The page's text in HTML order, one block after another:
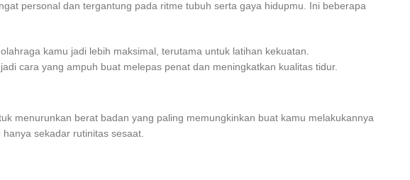
personal dan tergantung pada ritme tubuh serta gaya hidupmu. Ini beberapa
kamu jadi lebih maksimal, terutama untuk latihan kekuatan.
cara yang ampuh buat melepas penat dan meningkatkan kualitas tidur.
menurunkan berat badan yang paling memungkinkan buat kamu melakukannya
sekadar rutinitas sesaat.